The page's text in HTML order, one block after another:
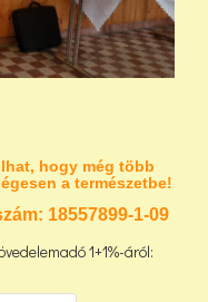
hogy még több
a természetbe!
18557899-1-09
1+1%-áról: